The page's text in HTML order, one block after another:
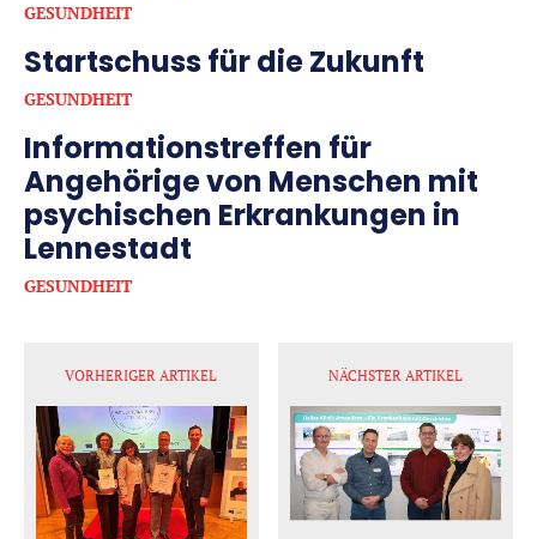
GESUNDHEIT
Startschuss für die Zukunft
GESUNDHEIT
Informationstreffen für
Angehörige von Menschen mit
psychischen Erkrankungen in
Lennestadt
GESUNDHEIT
VORHERIGER ARTIKEL NÄCHSTER ARTIKEL